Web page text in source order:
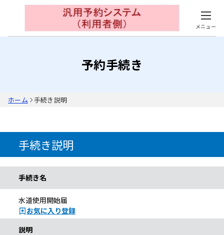
メニュー
予約手続き
ホーム 手続き説明
手続き説明
手続き名
水道使用開始届
お気に入り登録
説明